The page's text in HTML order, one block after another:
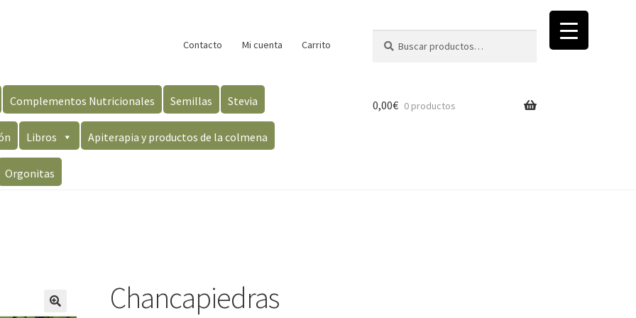
Contacto Mi cuenta Carrito
por:
Complementos Nutricionales Semillas Stevia
Libros Apiterapia y productos de la colmena
Orgonitas
0,00€ 0 productos
Chancapiedras